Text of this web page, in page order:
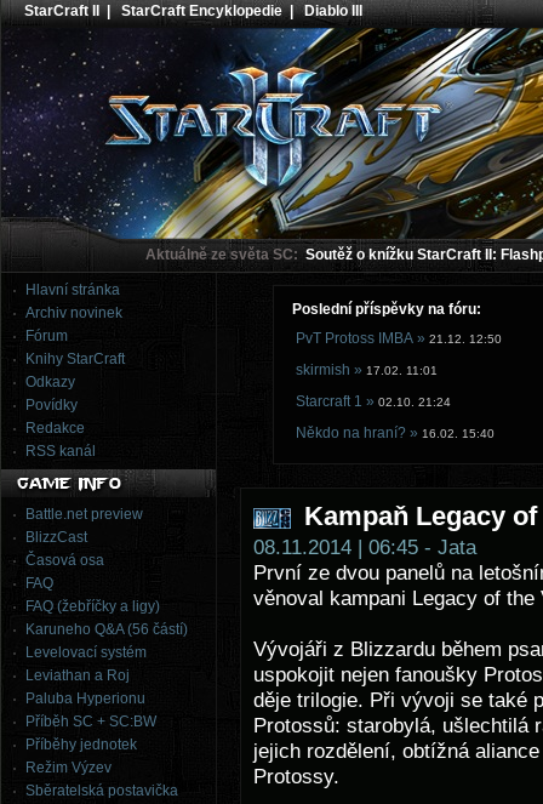
StarCraft II |StarCraft Encyklopedie|Diablo III
Aktuálně ze světa SC: Soutěž o knížku StarCraft II:
Hlavní stránka
Archiv novinek
Fórum
Knihy StarCraft
Odkazy
Povídky
Redakce
RSS kanál
Battle.net preview
BlizzCast
Časová osa
FAQ
FAQ (žebříčky a ligy)
Karuneho Q&A (56 částí)
Levelovací systém
Leviathan a Roj
Paluba Hyperionu
Příběh SC + SC:BW
Příběhy jednotek
Režim Výzev
Sběratelská postavička
Poslední příspěvky na fóru:
PvT Protoss IMBA » 21.12. 12:50
skirmish » 17.02. 11:01
Starcraft 1 » 02.10. 21:24
Někdo na hraní? » 16.02. 15:40
Kampaň Legacy
08.11.2014 | 06:45 - Jata
První ze dvou panelů na
věnoval kampani Legacy of the
Vývojáři z Blizzardu během
uspokojit nejen fanoušky
děje trilogie. Při vývoji se také
Protossů: starobylá, ušlechtilá
jejich rozdělení, obtížná
Protossy.